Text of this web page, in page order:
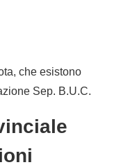
che esistono
Sep. B.U.C.